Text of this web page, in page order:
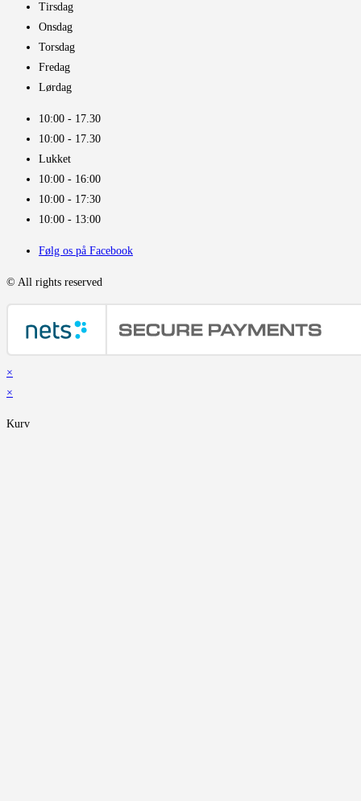
Tirsdag
Onsdag
Torsdag
Fredag
Lørdag
10:00 - 17.30​
10:00 - 17.30​
Lukket
10:00 - 16:00​
10:00 - 17:30
10:00 - 13:00
Følg os på Facebook
© All rights reserved
×
×
Kurv